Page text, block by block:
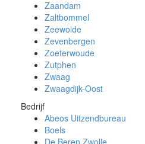
Zaandam
Zaltbommel
Zeewolde
Zevenbergen
Zoeterwoude
Zutphen
Zwaag
Zwaagdijk-Oost
Bedrijf
Abeos Uitzendbureau
Boels
De Beren Zwolle